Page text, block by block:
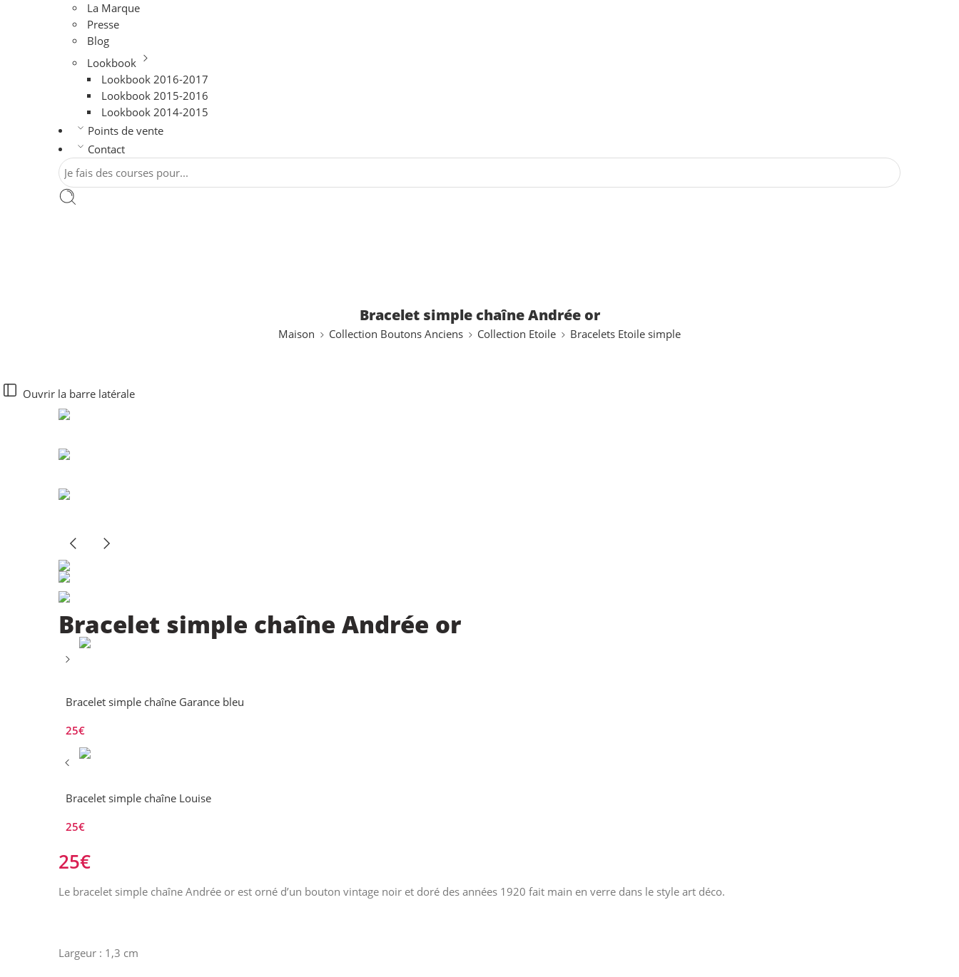
La Marque
Presse
Blog
Lookbook
Lookbook 2016-2017
Lookbook 2015-2016
Lookbook 2014-2015
Points de vente
Contact
Bracelet simple chaîne Andrée or
Maison Collection Boutons Anciens Collection Etoile Bracelets Etoile simple
Ouvrir la barre latérale
Bracelet simple chaîne Andrée or
Bracelet simple chaîne Garance bleu
25€
Bracelet simple chaîne Louise
25€
25€
Le bracelet simple chaîne Andrée or est orné d’un bouton vintage noir et doré des années 1920 fait main en verre dans le style art déco.
Largeur : 1,3 cm